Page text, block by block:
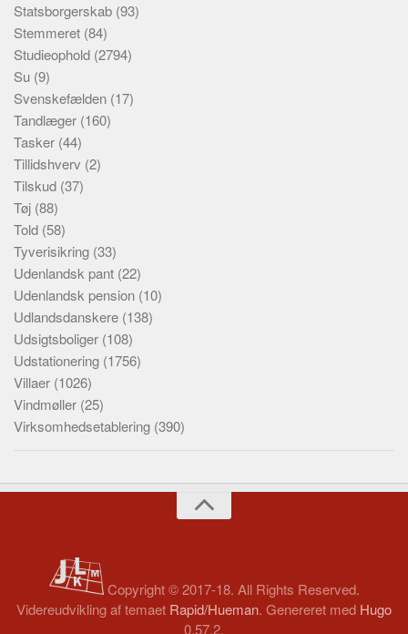
Statsborgerskab (93)
Stemmeret (84)
Studieophold (2794)
Su (9)
Svenskefælden (17)
Tandlæger (160)
Tasker (44)
Tillidshverv (2)
Tilskud (37)
Tøj (88)
Told (58)
Tyverisikring (33)
Udenlandsk pant (22)
Udenlandsk pension (10)
Udlandsdanskere (138)
Udsigtsboliger (108)
Udstationering (1756)
Villaer (1026)
Vindmøller (25)
Virksomhedsetablering (390)
Copyright © 2017-18. All Rights Reserved.
Videreudvikling af temaet Rapid/Hueman. Genereret med Hugo
0.57.2.